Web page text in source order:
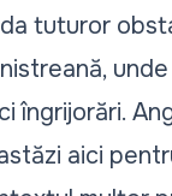
tuturor
îngrijorări.
aici